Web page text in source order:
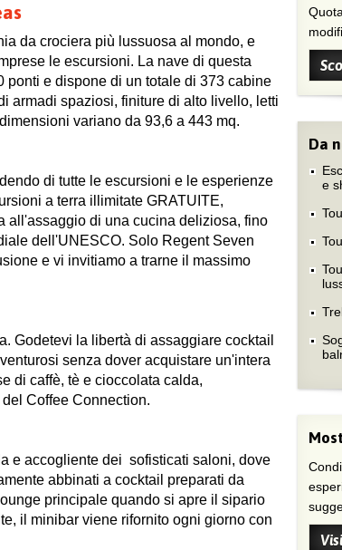
da crociera più lussuosa al mondo, e
le escursioni. La nave di questa
e dispone di un totale di 373 cabine
armadi spaziosi, finiture di alto livello, letti
variano da 93,6 a 443 mq.
di tutte le escursioni e le esperienze
a terra illimitate GRATUITE,
all'assaggio di una cucina deliziosa, fino
dell'UNESCO. Solo Regent Seven
e vi invitiamo a trarne il massimo
Godetevi la libertà di assaggiare cocktail
senza dover acquistare un'intera
di caffè, tè e cioccolata calda,
Coffee Connection.
e accogliente dei sofisticati saloni, dove
abbinati a cocktail preparati da
principale quando si apre il sipario
il minibar viene rifornito ogni giorno con
Da
e